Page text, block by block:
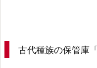
古代種族の保管庫